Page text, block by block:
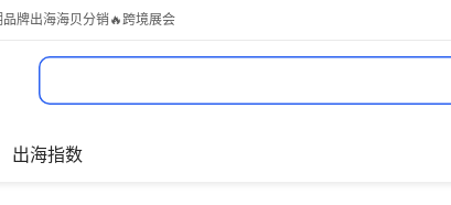
品牌出海海贝分销 🔥跨境展会
出海指数